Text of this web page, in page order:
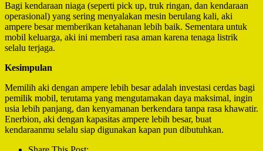
Bagi kendaraan niaga (seperti pick up, truk ringan, dan kendaraan
operasional) yang sering menyalakan mesin berulang kali, aki
ampere besar memberikan ketahanan lebih baik. Sementara untuk
mobil keluarga, aki ini memberi rasa aman karena tenaga listrik
selalu terjaga.
Kesimpulan
Memilih aki dengan ampere lebih besar adalah investasi cerdas bagi
pemilik mobil, terutama yang mengutamakan daya maksimal, ingin
usia lebih panjang, dan kenyamanan berkendara tanpa rasa khawatir.
Enerbion, aki dengan kapasitas ampere lebih besar, buat
kendaraanmu selalu siap digunakan kapan pun dibutuhkan.